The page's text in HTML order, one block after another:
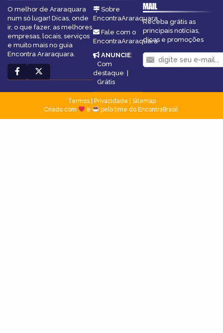
O melhor de Araraquara
num só lugar! Dicas, onde
ir, o que fazer, as melhores
empresas, locais, serviços
e muito mais no guia
Encontra Araraquara.
Sobre
EncontraAraraquara
Fale com o
EncontraAraraquara
ANUNCIE:
Com
destaque |
Grátis
MAIL
Receba grátis as
principais notícias,
dicas e promoções
Termos| Privacidade
Sitemap
Criado com
e pelo time do EncontraBrasil